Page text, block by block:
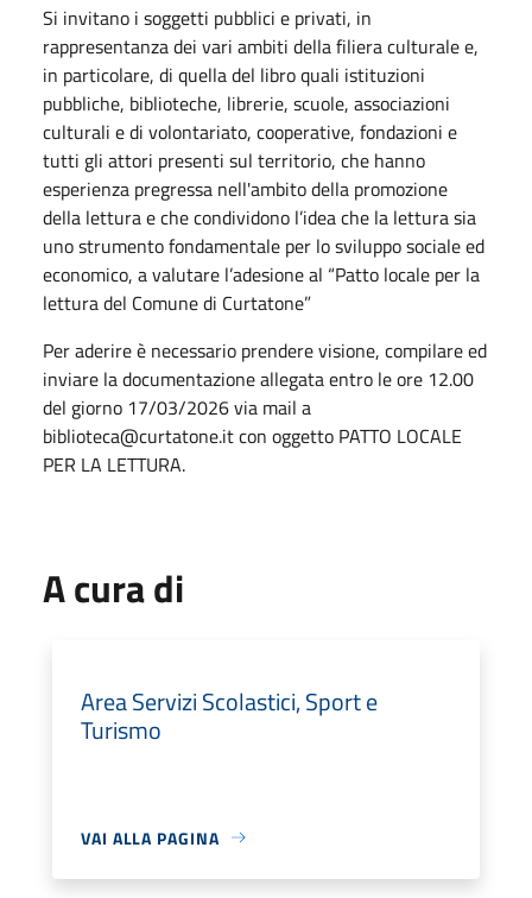
Si invitano i soggetti pubblici e privati, in
rappresentanza dei vari ambiti della filiera culturale e,
in particolare, di quella del libro quali istituzioni
pubbliche, biblioteche, librerie, scuole, associazioni
culturali e di volontariato, cooperative, fondazioni e
tutti gli attori presenti sul territorio, che hanno
esperienza pregressa nell'ambito della promozione
della lettura e che condividono l’idea che la lettura sia
uno strumento fondamentale per lo sviluppo sociale ed
economico, a valutare l’adesione al “Patto locale per la
lettura del Comune di Curtatone”
Per aderire è necessario prendere visione, compilare ed
inviare la documentazione allegata entro le ore 12.00
del giorno 17/03/2026 via mail a
biblioteca@curtatone.it con oggetto PATTO LOCALE
PER LA LETTURA.
A cura di
Area Servizi Scolastici, Sport e
Turismo
VAI ALLA PAGINA